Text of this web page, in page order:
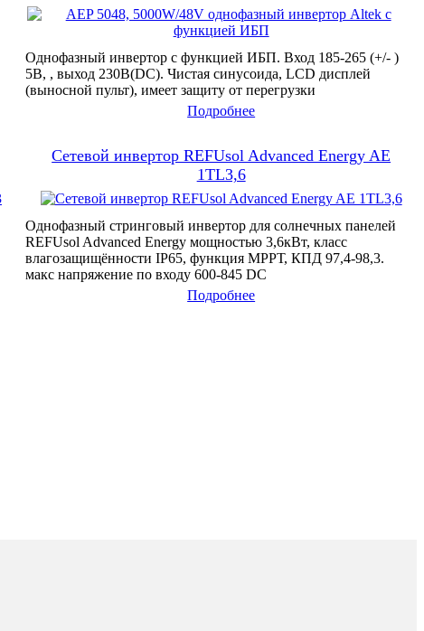
Однофазный инвертор с функцией ИБП. Вход 185-265 (+/- )
5В, , выход 230В(DC). Чистая синусоида, LCD дисплей
(выносной пульт), имеет защиту от перегрузки
Подробнее
Сетевой инвертор REFUsol Advanced Energy AE
1TL3,6
Однофазный стринговый инвертор для солнечных панелей
REFUsol Advanced Energy мощностью 3,6кВт, класс
влагозащищённости IP65, функция МРРТ, КПД 97,4-98,3.
макс напряжение по входу 600-845 DC
Подробнее